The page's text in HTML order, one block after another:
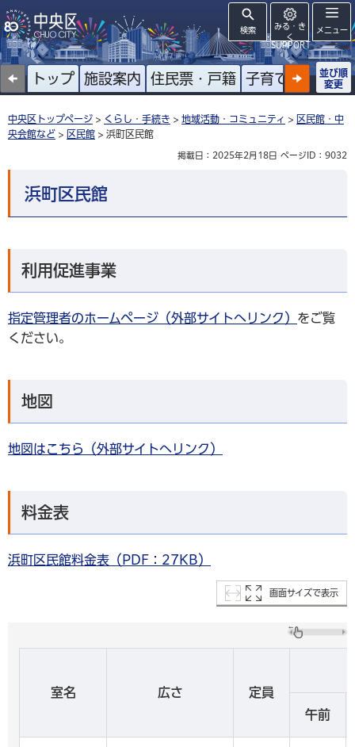
検索
みる・き
く
SUPPORT
メニュー
トップ 施設案内 住民票・戸籍 子育て 高齢者
並び順
変更
中央区トップページ > くらし・手続き > 地域活動・コミュニティ > 区民館・中
央会館など > 区民館 > 浜町区民館
掲載日：2025年2月18日 ページID：9032
浜町区民館
利用促進事業
指定管理者のホームページ（外部サイトへリンク） をご覧
ください。
地図
地図はこちら（外部サイトへリンク）
料金表
浜町区民館料金表（PDF：27KB）
画面サイズで表示
室名 広さ
定員
午前